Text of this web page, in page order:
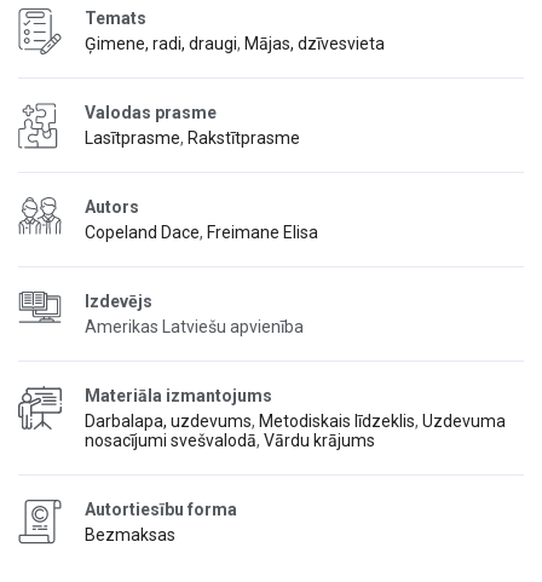
Temats
Ģimene, radi, draugi, Mājas, dzīvesvieta
Valodas prasme
Lasītprasme, Rakstītprasme
Autors
Copeland Dace, Freimane Elisa
Izdevējs
Amerikas Latviešu apvienība
Materiāla izmantojums
Darbalapa, uzdevums, Metodiskais līdzeklis, Uzdevuma
nosacījumi svešvalodā, Vārdu krājums
Autortiesību forma
Bezmaksas